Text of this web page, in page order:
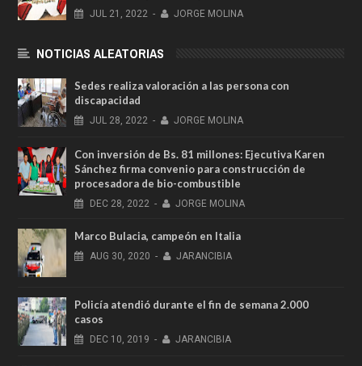
JUL 21, 2022 - JORGE MOLINA
NOTICIAS ALEATORIAS
Sedes realiza valoración a las persona con
discapacidad
JUL 28, 2022 - JORGE MOLINA
Con inversión de Bs. 81 millones: Ejecutiva Karen
Sánchez firma convenio para construcción de
procesadora de bio-combustible
DEC 28, 2022 - JORGE MOLINA
Marco Bulacia, campeón en Italia
AUG 30, 2020 - JARANCIBIA
Policía atendió durante el fin de semana 2.000
casos
DEC 10, 2019 - JARANCIBIA